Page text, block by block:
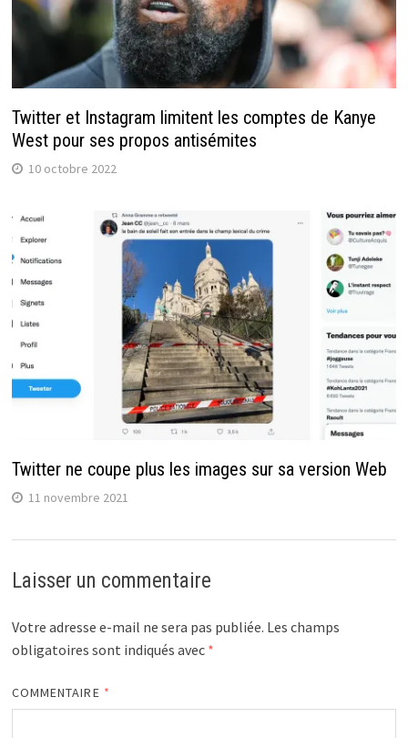
Twitter et Instagram limitent les comptes de Kanye
West pour ses propos antisémites
10 octobre 2022
Twitter ne coupe plus les images sur sa version Web
11 novembre 2021
Laisser un commentaire
Votre adresse e-mail ne sera pas publiée. Les champs
obligatoires sont indiqués avec *
COMMENTAIRE *